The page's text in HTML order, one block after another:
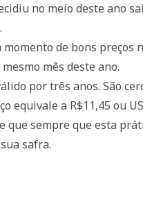
no meio deste ano
de bons preços
mês deste ano.
por três anos. São
a R$11,45 ou
que sempre que esta
safra.